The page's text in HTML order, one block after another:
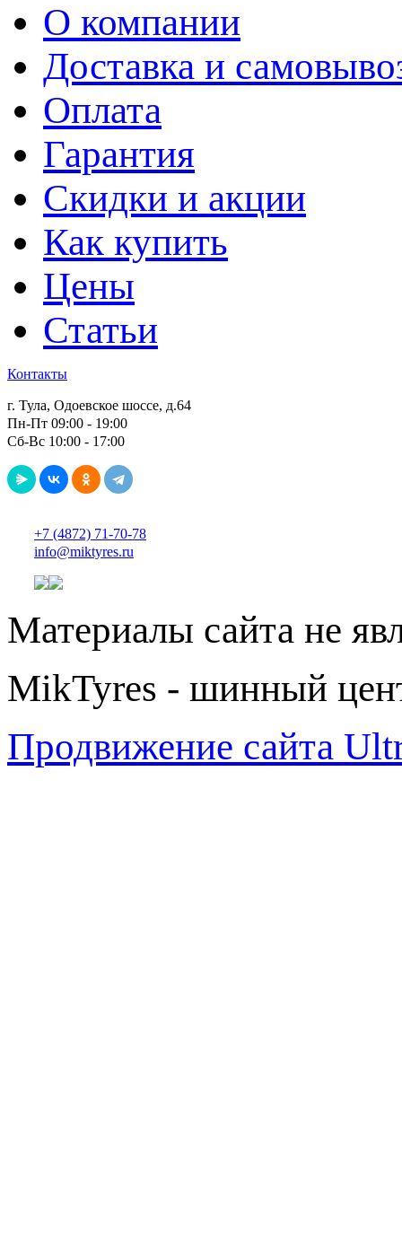
О компании
Доставка и
Оплата
Гарантия
Скидки и акции
Как купить
Цены
Статьи
Контакты
г. Тула, Одоевское шоссе, д.64
Пн-Пт 09:00 - 19:00
Сб-Вс 10:00 - 17:00
+7 (4872) 71-70-78
info@miktyres.ru
Материалы сайта не
MikTyres - шинный
Продвижение сайта